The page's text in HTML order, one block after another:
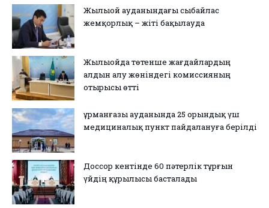
Жылыой ауданындағы сыбайлас
жемқорлық – жіті бақылауда
Жылыойда төтенше жағдайлардың
алдын алу жөніндегі комиссияның
отырысы өтті
Құрманғазы ауданында 25 орындық үш
медициналық пункт пайдалануға берілді
Доссор кентінде 60 пәтерлік тұрғын
үйдің құрылысы басталады